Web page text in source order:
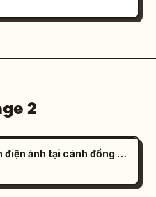
không logo, không
2
Ảnh thời trang phong cách điện ảnh tại cánh đồng muối đầy tâm trạng